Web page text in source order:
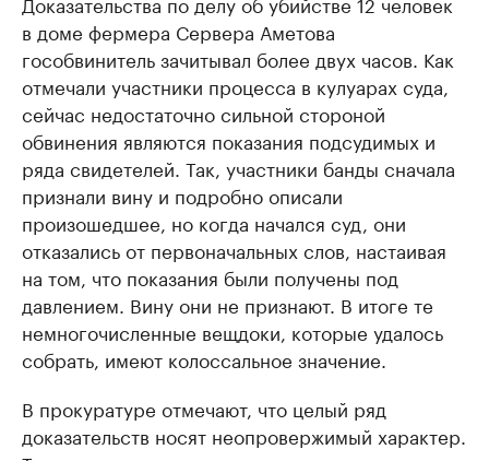
в доме фермера Сервера Аметова
гособвинитель зачитывал более двух часов. Как
отмечали участники процесса в кулуарах суда,
сейчас недостаточно сильной стороной
обвинения являются показания подсудимых и
ряда свидетелей. Так, участники банды сначала
признали вину и подробно описали
произошедшее, но когда начался суд, они
отказались от первоначальных слов, настаивая
на том, что показания были получены под
давлением. Вину они не признают. В итоге те
немногочисленные вещдоки, которые удалось
собрать, имеют колоссальное значение.
В прокуратуре отмечают, что целый ряд
доказательств носят неопровержимый характер.